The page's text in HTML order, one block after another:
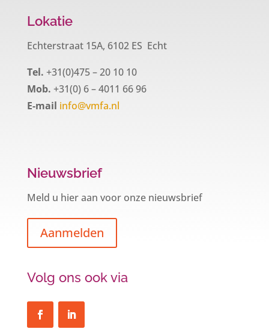
Lokatie
Echterstraat 15A, 6102 ES Echt
Tel. +31(0)475 – 20 10 10
Mob. +31(0) 6 – 4011 66 96
E-mail info@vmfa.nl
Nieuwsbrief
Meld u hier aan voor onze nieuwsbrief
Aanmelden
Volg ons ook via